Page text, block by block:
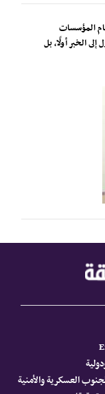
المؤسسات
الخبر أولًا، بل
العسكرية والأمنية